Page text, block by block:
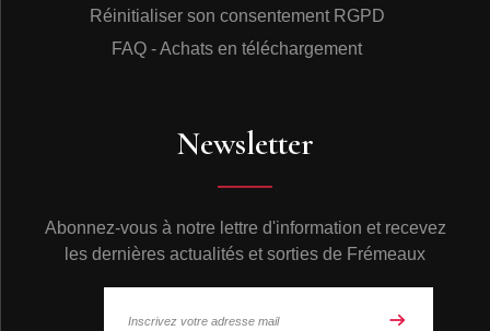
Réinitialiser son consentement RGPD
FAQ - Achats en téléchargement
Newsletter
Abonnez-vous à notre lettre d'information et recevez
les dernières actualités et sorties de Frémeaux